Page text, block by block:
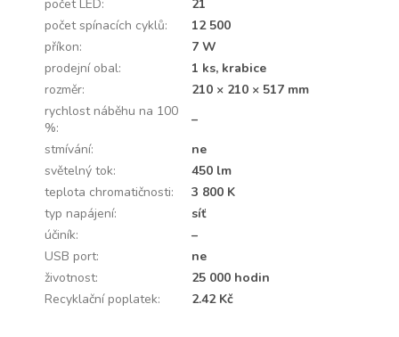
počet LED:
21
počet spínacích cyklů:
12 500
příkon:
7 W
prodejní obal:
1 ks, krabice
rozměr:
210 × 210 × 517 mm
rychlost náběhu na 100
%:
–
stmívání:
ne
světelný tok:
450 lm
teplota chromatičnosti:
3 800 K
typ napájení:
síť
účiník:
–
USB port:
ne
životnost:
25 000 hodin
Recyklační poplatek: 2.42 Kč